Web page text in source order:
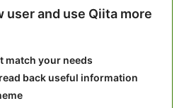
user and use Qiita more
match your needs
back useful information